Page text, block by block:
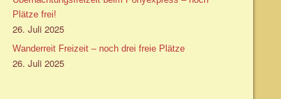
Plätze frei!
26. Juli 2025
Wanderreit Freizeit – noch drei freie Plätze
26. Juli 2025